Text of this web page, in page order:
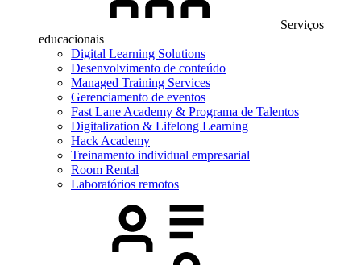
Serviços
educacionais
Digital Learning Solutions
Desenvolvimento de conteúdo
Managed Training Services
Gerenciamento de eventos
Fast Lane Academy & Programa de Talentos
Digitalization & Lifelong Learning
Hack Academy
Treinamento individual empresarial
Room Rental
Laboratórios remotos